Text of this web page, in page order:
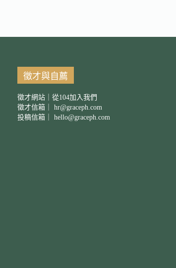
徵才與自薦
徵才網站｜從104加入我們
徵才信箱｜ hr@graceph.com
投稿信箱｜ hello@graceph.com